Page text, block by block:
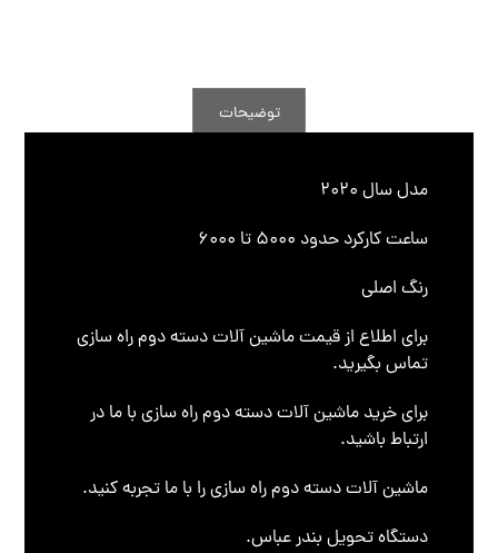
توضیحات
مدل سال 2020
ساعت کارکرد حدود 5000 تا 6000
رنگ اصلی
برای اطلاع از قیمت ماشین آلات دسته دوم راه سازی
تماس بگیرید.
برای خرید ماشین آلات دسته دوم راه سازی با ما در
ارتباط باشید.
ماشین آلات دسته دوم راه سازی را با ما تجربه کنید.
دستگاه تحویل بندر عباس.